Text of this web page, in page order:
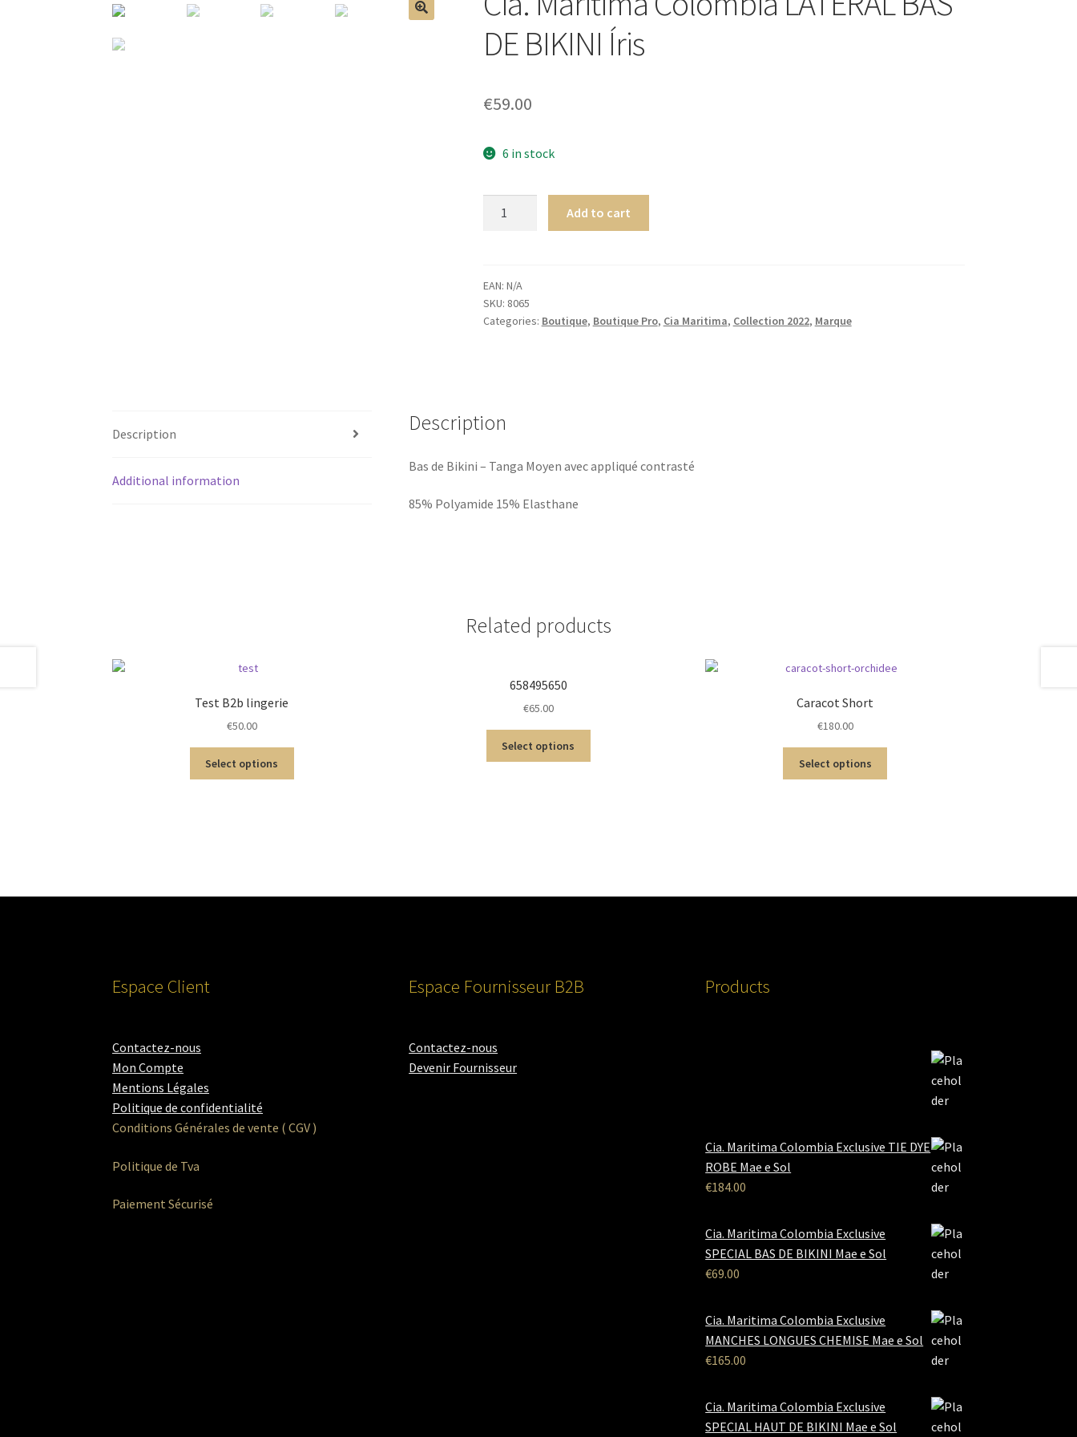
DE BIKINI Íris
€59.00
6 in stock
BAS
DE
BIKINI
Add to cart
EAN: N/A
SKU: 8065
Categories: Boutique, Boutique Pro, Cia Maritima, Collection 2022, Marque
Description
Additional information
Description
Bas de Bikini – Tanga Moyen avec appliqué contrasté
85% Polyamide 15% Elasthane
Related products
Test B2b lingerie
€50.00
Select options
658495650
€65.00
Select options
Caracot Short
€180.00
Select options
Espace Client
Contactez-nous
Mon Compte
Mentions Légales
Politique de confidentialité
Conditions Générales de vente ( CGV )
Politique de Tva
Paiement Sécurisé
Espace Fournisseur B2B
Contactez-nous
Devenir Fournisseur
Products
Cia. Maritima Colombia Exclusive TIE DYE
ROBE Mae e Sol
€184.00
Cia. Maritima Colombia Exclusive
SPECIAL BAS DE BIKINI Mae e Sol
€69.00
Cia. Maritima Colombia Exclusive
MANCHES LONGUES CHEMISE Mae e Sol
€165.00
Cia. Maritima Colombia Exclusive
SPECIAL HAUT DE BIKINI Mae e Sol